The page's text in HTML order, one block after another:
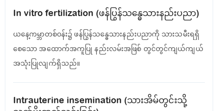
In vitro fertilization (ဖန်ပြွန်သန္ဓေသားနည်းပညာ)
ယနေ့ကမ္ဘာတစ်ဝန်း၌ ဖန်ပြွန်သန္ဓေသားနည်းပညာကို သားသမီးရရှိ
စေသော အထောက်အကူပြု နည်းလမ်းအဖြစ် တွင်တွင်ကျယ်ကျယ်
အသုံးပြုလျက်ရှိသည်။
Intrauterine insemination (သားအိမ်တွင်းသို့